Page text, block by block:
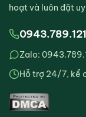
hoạt và luôn đặt
0943.789.121
Zalo:
Hỗ trợ 24/7, kể